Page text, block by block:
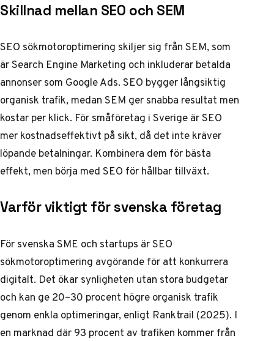
Skillnad mellan SEO och SEM
SEO sökmotoroptimering skiljer sig från SEM, som
är Search Engine Marketing och inkluderar betalda
annonser som Google Ads. SEO bygger långsiktig
organisk trafik, medan SEM ger snabba resultat men
kostar per klick. För småföretag i Sverige är SEO
mer kostnadseffektivt på sikt, då det inte kräver
löpande betalningar. Kombinera dem för bästa
effekt, men börja med SEO för hållbar tillväxt.
Varför viktigt för svenska företag
För svenska SME och startups är SEO
sökmotoroptimering avgörande för att konkurrera
digitalt. Det ökar synligheten utan stora budgetar
och kan ge 20–30 procent högre organisk trafik
genom enkla optimeringar, enligt Ranktrail (2025). I
en marknad där 93 procent av trafiken kommer från